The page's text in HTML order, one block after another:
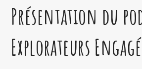
Présentation du
Explorateurs